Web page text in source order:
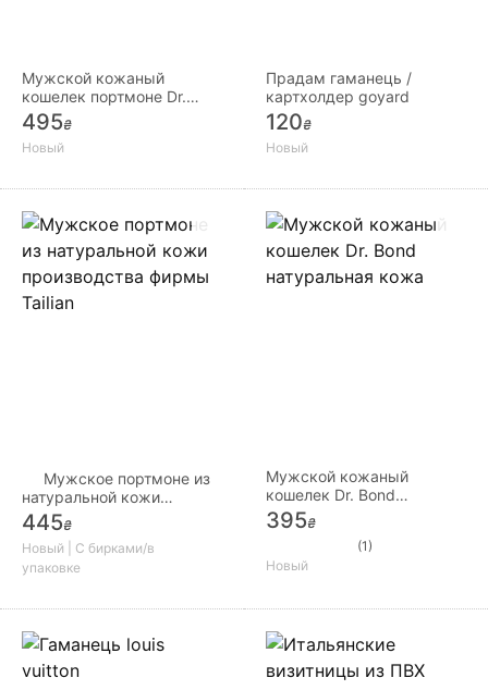
Мужской кожаный
кошелек портмоне Dr.
Bond черный и
коричневый
495₴
Новый
Прадам гаманець /
картхолдер goyard
120₴
Новый
Мужское портмоне из
натуральной кожи
производства фирмы
Tailian
445₴
Новый | С бирками/в
упаковке
Мужской кожаный
кошелек Dr. Bond
натуральная кожа
395₴
(1)
Новый